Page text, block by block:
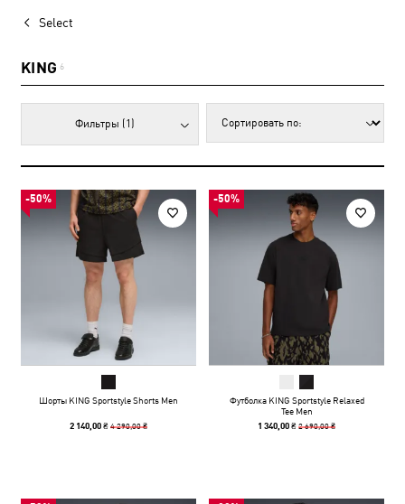
Select
KING 6
Фильтры (1)
-50%
Шорты KING Sportstyle Shorts Men
2 140,00 ₴4 290,00 ₴
-50%
Футболка KING Sportstyle Relaxed
Tee Men
1 340,00 ₴2 690,00 ₴